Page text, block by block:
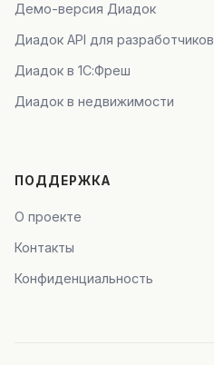
Демо-версия Диадок
Диадок API для разработчиков
Диадок в 1С:Фреш
Диадок в недвижимости
ПОДДЕРЖКА
О проекте
Контакты
Конфиденциальность